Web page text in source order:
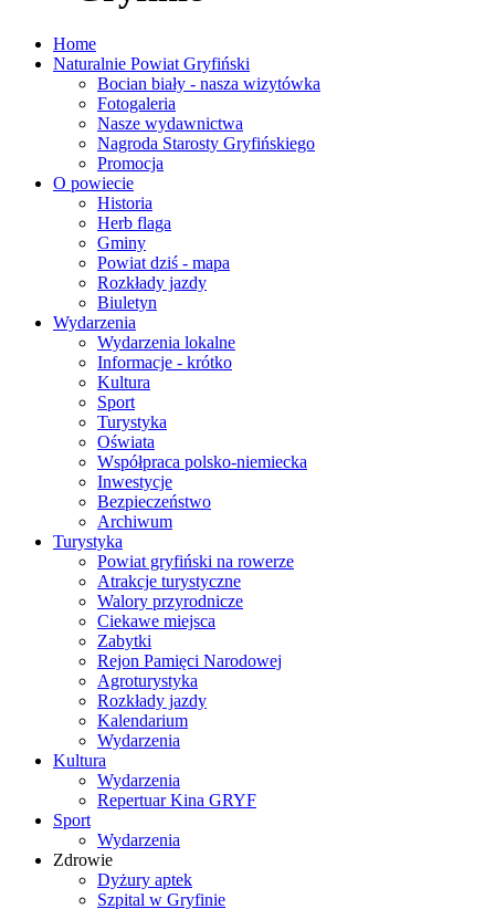
Home
Naturalnie Powiat Gryfiński
Bocian biały - nasza wizytówka
Fotogaleria
Nasze wydawnictwa
Nagroda Starosty Gryfińskiego
Promocja
O powiecie
Historia
Herb flaga
Gminy
Powiat dziś - mapa
Rozkłady jazdy
Biuletyn
Wydarzenia
Wydarzenia lokalne
Informacje - krótko
Kultura
Sport
Turystyka
Oświata
Współpraca polsko-niemiecka
Inwestycje
Bezpieczeństwo
Archiwum
Turystyka
Powiat gryfiński na rowerze
Atrakcje turystyczne
Walory przyrodnicze
Ciekawe miejsca
Zabytki
Rejon Pamięci Narodowej
Agroturystyka
Rozkłady jazdy
Kalendarium
Wydarzenia
Kultura
Wydarzenia
Repertuar Kina GRYF
Sport
Wydarzenia
Zdrowie
Dyżury aptek
Szpital w Gryfinie